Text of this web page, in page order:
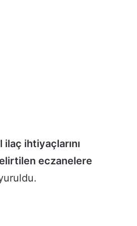
ilaç ihtiyaçlarını
eczanelere